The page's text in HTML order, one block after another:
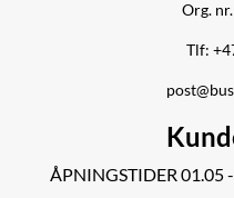
Org.
Tlf:
ÅPNINGSTIDER 01.05